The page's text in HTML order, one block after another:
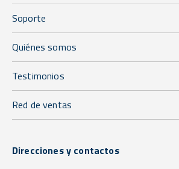
Soporte
Quiénes somos
Testimonios
Red de ventas
Direcciones y contactos